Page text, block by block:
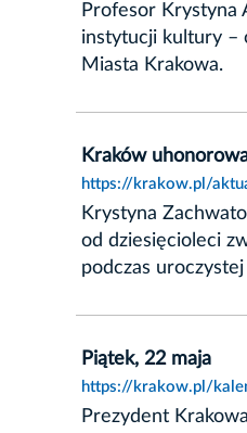
Profesor Krystyna
instytucji kultury –
Miasta Krakowa.
Kraków
https://krakow.pl/
Krystyna
od dziesięcioleci
podczas
Piątek, 22 maja
https://krakow.pl/
Prezydent